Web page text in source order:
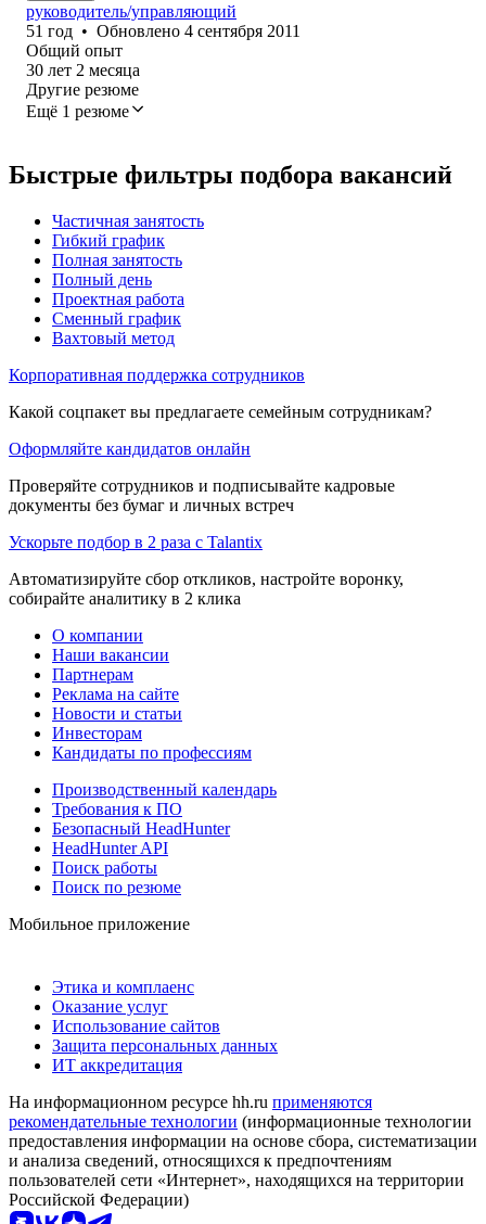
руководитель/управляющий
51 год • Обновлено 4 сентября 2011
Общий опыт
30 лет 2 месяца
Другие резюме
Ещё 1 резюме
Быстрые фильтры подбора вакансий
Частичная занятость
Гибкий график
Полная занятость
Полный день
Проектная работа
Сменный график
Вахтовый метод
Корпоративная поддержка сотрудников
Какой соцпакет вы предлагаете семейным сотрудникам?
Оформляйте кандидатов онлайн
Проверяйте сотрудников и подписывайте кадровые
документы без бумаг и личных встреч
Ускорьте подбор в 2 раза с Talantix
Автоматизируйте сбор откликов, настройте воронку,
собирайте аналитику в 2 клика
О компании
Наши вакансии
Партнерам
Реклама на сайте
Новости и статьи
Инвесторам
Кандидаты по профессиям
Производственный календарь
Требования к ПО
Безопасный HeadHunter
HeadHunter API
Поиск работы
Поиск по резюме
Мобильное приложение
Этика и комплаенс
Оказание услуг
Использование сайтов
Защита персональных данных
ИТ аккредитация
На информационном ресурсе hh.ru применяются
рекомендательные технологии (информационные технологии
предоставления информации на основе сбора, систематизации
и анализа сведений, относящихся к предпочтениям
пользователей сети «Интернет», находящихся на территории
Российской Федерации)